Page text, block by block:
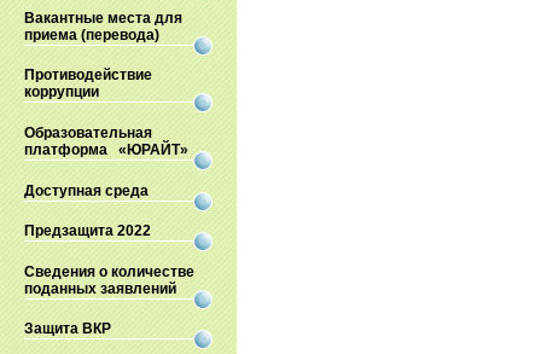
Вакантные места для
приема (перевода)
Противодействие
коррупции
Образовательная
платформа «ЮРАЙТ»
Доступная среда
Предзащита 2022
Сведения о количестве
поданных заявлений
Защита ВКР